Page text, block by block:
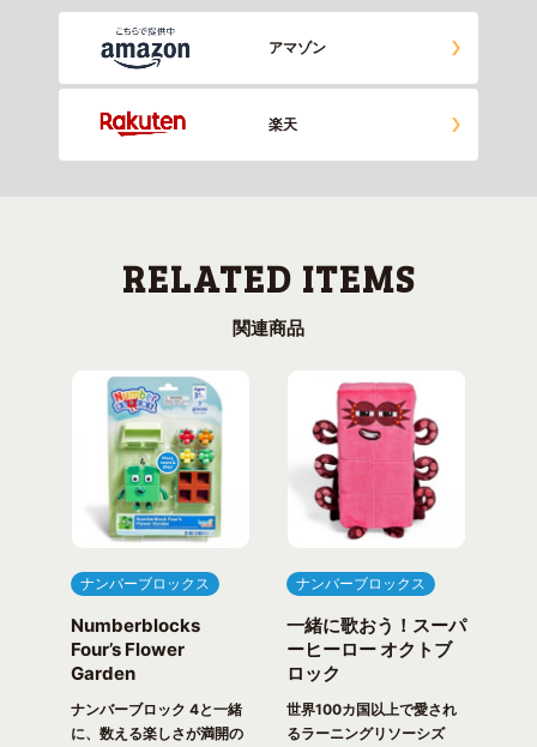
アマゾン
楽天
関連商品
ナンバーブロックス
Numberblocks
Four’s Flower
Garden
ナンバーブロック 4と一緒
に、数える楽しさが満開の
ナンバーブロックス
一緒に歌おう！スーパ
ーヒーロー オクトブ
ロック
世界100カ国以上で愛され
るラーニングリソーシズ